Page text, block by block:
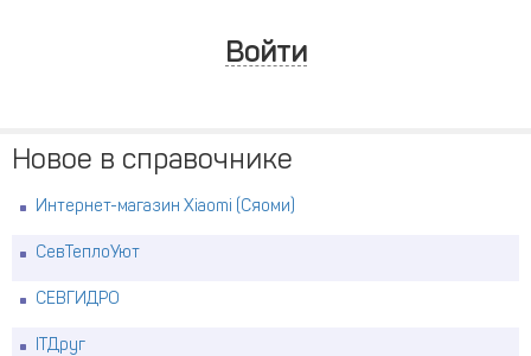
Войти
Новое в справочнике
Интернет-магазин Xiaomi (Сяоми)
СевТеплоУют
СЕВГИДРО
ITДруг